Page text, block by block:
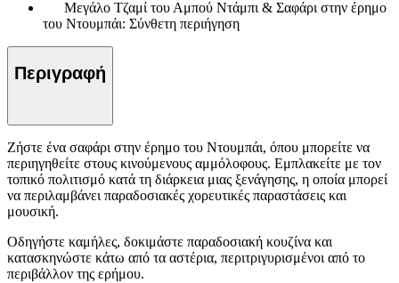
Μεγάλο Τζαμί του Αμπού Ντάμπι & Σαφάρι στην έρημο
του Ντουμπάι: Σύνθετη περιήγηση
Περιγραφή
Ζήστε ένα σαφάρι στην έρημο του Ντουμπάι, όπου μπορείτε να
περιηγηθείτε στους κινούμενους αμμόλοφους. Εμπλακείτε με τον
τοπικό πολιτισμό κατά τη διάρκεια μιας ξενάγησης, η οποία μπορεί
να περιλαμβάνει παραδοσιακές χορευτικές παραστάσεις και
μουσική.
Οδηγήστε καμήλες, δοκιμάστε παραδοσιακή κουζίνα και
κατασκηνώστε κάτω από τα αστέρια, περιτριγυρισμένοι από το
περιβάλλον της ερήμου.